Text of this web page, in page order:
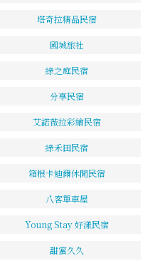
塔奇拉精品民宿
國城旅社
綠之庭民宿
分享民宿
艾諾薇拉彩繪民宿
綠禾田民宿
箱根卡迪爾休閒民宿
八客單車屋
Young Stay 好漾民宿
甜蜜久久